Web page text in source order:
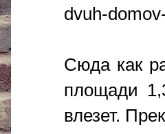
dvuh-
Сюда как
площади
влезет.